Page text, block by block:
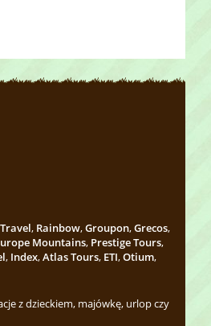
, Rainbow,Groupon,Grecos,
Mountains, Prestige Tours,
, Index,Atlas Tours, ETI,Otium,
z dzieckiem, majówkę, urlop czy